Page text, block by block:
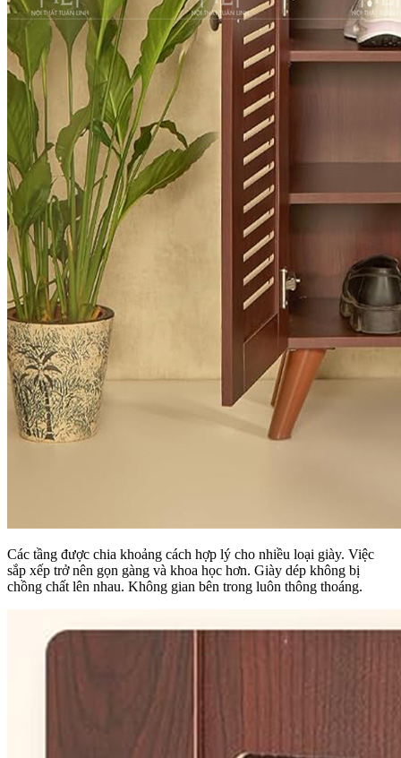
Các tầng được chia khoảng cách hợp lý cho nhiều loại giày. Việc
sắp xếp trở nên gọn gàng và khoa học hơn. Giày dép không bị
chồng chất lên nhau. Không gian bên trong luôn thông thoáng.